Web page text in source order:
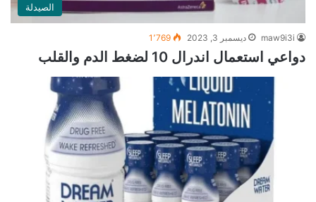
الصيدلة
maw9i3i ديسمبر 3, 2023 1٬769
دواعي استعمال اندرال 10 لضغط الدم والقلب